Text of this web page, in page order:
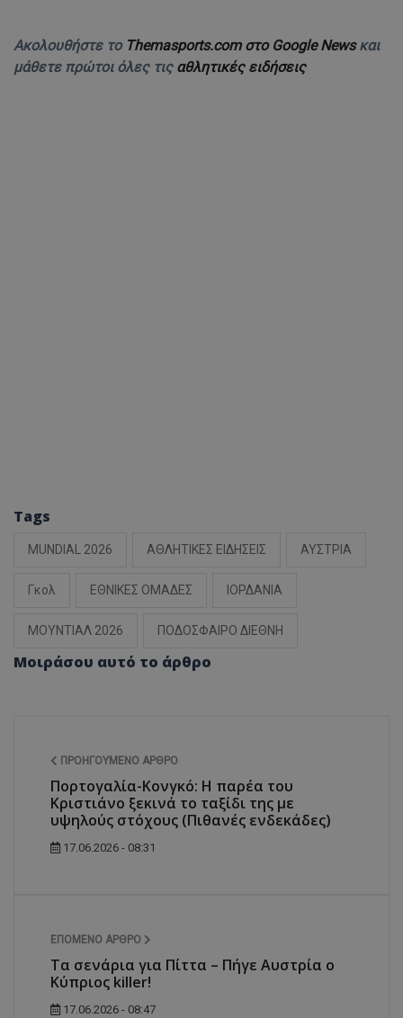
Ακολουθήστε το Themasports.com στο Google Newsκαι
μάθετε πρώτοι όλες τις αθλητικές ειδήσεις
Tags
MUNDIAL 2026 ΑΘΛΗΤΙΚΕΣ ΕΙΔΗΣΕΙΣ ΑΥΣΤΡΙΑ
Γκολ ΕΘΝΙΚΕΣ ΟΜΑΔΕΣ ΙΟΡΔΑΝΙΑ
ΜΟΥΝΤΙΑΛ 2026 ΠΟΔΟΣΦΑΙΡΟ ΔΙΕΘΝΗ
Μοιράσου αυτό το άρθρο
ΠΡΟΗΓΟΎΜΕΝΟ ΆΡΘΡΟ
Πορτογαλία-Κονγκό: Η παρέα του
Κριστιάνο ξεκινά το ταξίδι της με
υψηλούς στόχους (Πιθανές ενδεκάδες)
17.06.2026 - 08:31
ΕΠΌΜΕΝΟ ΆΡΘΡΟ
Τα σενάρια για Πίττα – Πήγε Αυστρία ο
Κύπριος killer!
17.06.2026 - 08:47